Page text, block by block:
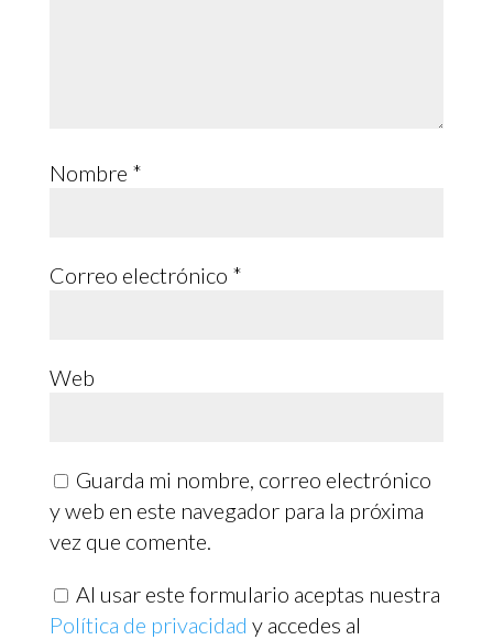
Nombre *
Correo electrónico *
Web
Guarda mi nombre, correo electrónico
y web en este navegador para la próxima
vez que comente.
Al usar este formulario aceptas nuestra
Política de privacidad y accedes al